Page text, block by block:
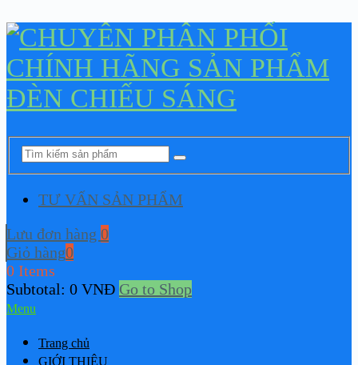
TƯ VẤN SẢN PHẨM
Lưu đơn hàng 0
Giỏ hàng0
0 Items
Subtotal: 0 VNĐ Go to Shop
Menu
Trang chủ
GIỚI THIỆU